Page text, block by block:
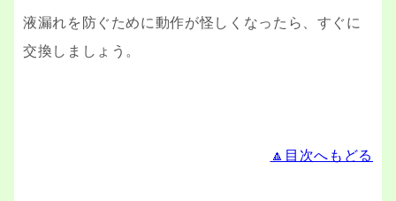
液漏れを防ぐために動作が怪しくなったら、すぐに
交換しましょう。
🔼目次へもどる